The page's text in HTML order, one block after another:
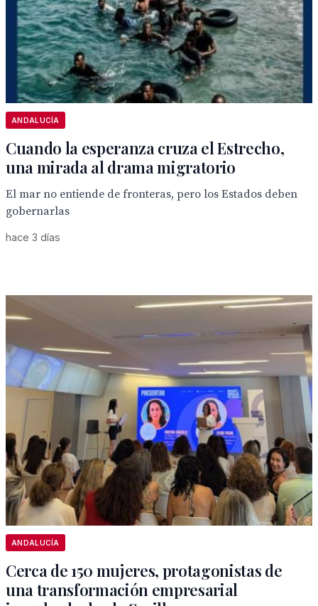
ANDALUCÍA
Cuando la esperanza cruza el Estrecho,
una mirada al drama migratorio
El mar no entiende de fronteras, pero los Estados deben
gobernarlas
hace 3 días
ANDALUCÍA
Cerca de 150 mujeres, protagonistas de
una transformación empresarial